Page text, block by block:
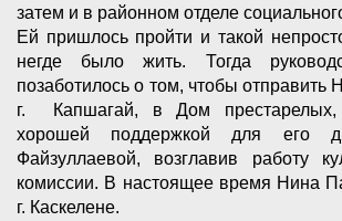
затем и в районном отделе
Ей пришлось пройти и такой
негде было жить. Тогда
позаботилось о том, чтобы отправить
г. Капшагай, в Дом престарелых,
хорошей поддержкой для его
Файзуллаевой, возглавив работу
комиссии. В настоящее время Нина
г. Каскелене.